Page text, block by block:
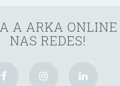
A ARKA ONLINE
NAS REDES!